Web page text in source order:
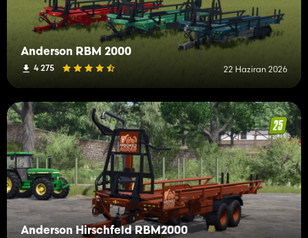
Anderson RBM 2000
4 275 22 Haziran 2026
Anderson Hirschfeld RBM2000